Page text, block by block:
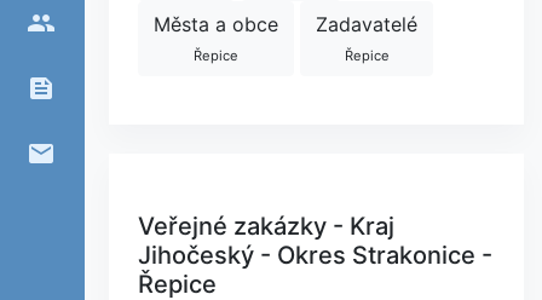
people
feed
email
Města a obce
Řepice
Zadavatelé
Řepice
Veřejné zakázky - Kraj
Jihočeský - Okres Strakonice -
Řepice